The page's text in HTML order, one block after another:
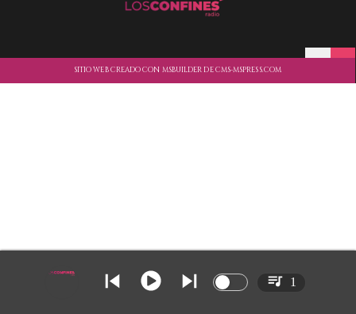
SITIO WEB CREADO CON MSBUILDER DE CMS-MSPRESS.COM
1